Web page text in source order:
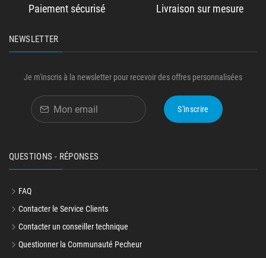
Paiement sécurisé Livraison sur mesure
NEWSLETTER
Je m'inscris à la newsletter pour recevoir des offres personnalisées
S'inscrire
QUESTIONS - RÉPONSES
FAQ
Contacter le Service Clients
Contacter un conseiller technique
Questionner la Communauté Pecheur